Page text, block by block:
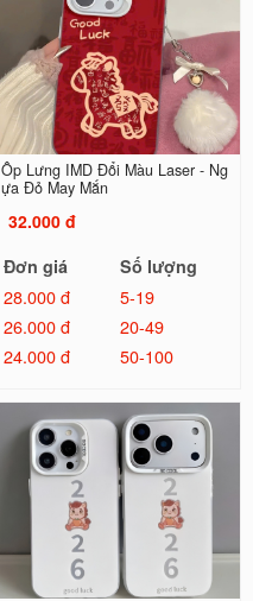
Ốp Lưng IMD Đổi Màu Laser - Ng
ựa Đỏ May Mắn
32.000 đ
Đơn giá
Số lượng
28.000 đ
5-19
26.000 đ
20-49
24.000 đ
50-100